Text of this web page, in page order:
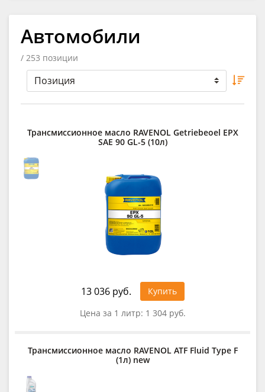
Автомобили
/ 253 позиции
Трансмиссионное масло RAVENOL Getriebeoel EPX
SAE 90 GL-5 (10л)
13 036 руб.
Купить
Цена за 1 литр: 1 304 руб.
Трансмиссионное масло RAVENOL ATF Fluid Type F
(1л) new